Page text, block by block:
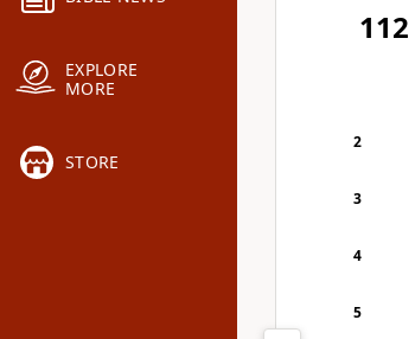
EXPLORE
MORE
STORE
112
2
3
4
5